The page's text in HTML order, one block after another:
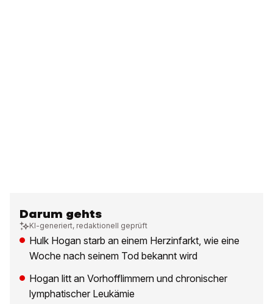
Darum gehts
KI-generiert, redaktionell geprüft
Hulk Hogan starb an einem Herzinfarkt, wie eine
Woche nach seinem Tod bekannt wird
Hogan litt an Vorhofflimmern und chronischer
lymphatischer Leukämie